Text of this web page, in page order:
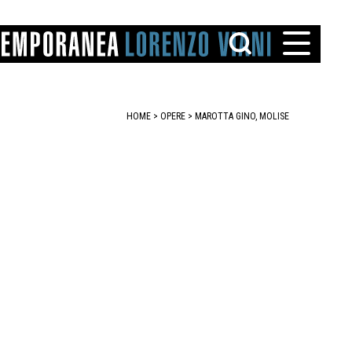
HOME > OPERE > MAROTTA GINO, MOLISE